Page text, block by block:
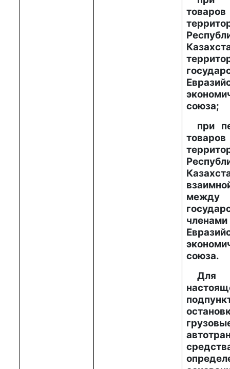
союза;
при
между
членами
союза.